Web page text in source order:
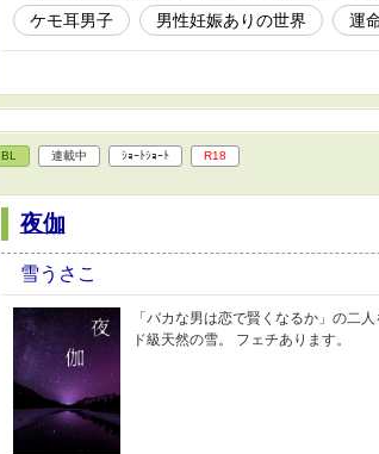
ケモ耳男子
男性妊娠ありの世界 運
BL 連載中 ｼｮｰﾄｼｮｰﾄ R18
夜伽
雪うさこ
「バカな男は恋で賢くなるか」の二
ド級天然の雪。 フェチあります。